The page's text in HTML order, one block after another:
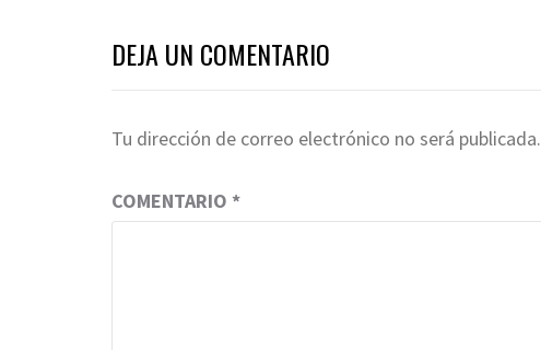
DEJA UN COMENTARIO
Tu dirección de correo electrónico no será publicada.
COMENTARIO *